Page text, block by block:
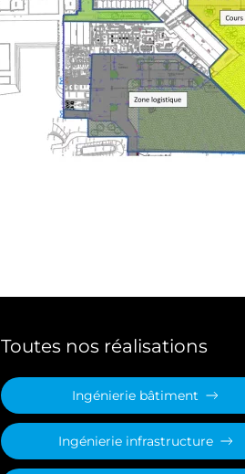
Toutes nos réalisations
Ingénierie bâtiment
Ingénierie infrastructure